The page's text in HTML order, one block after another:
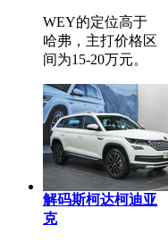
WEY的定位高于
哈弗，主打价格区
间为15-20万元。
解码斯柯达柯迪亚
克